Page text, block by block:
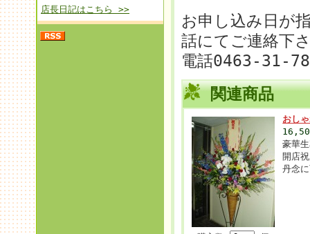
店長日記はこちら >>
お申し込み日が
話にてご連絡下
電話0463-31-
関連商品
おし
豪華
開店
丹念